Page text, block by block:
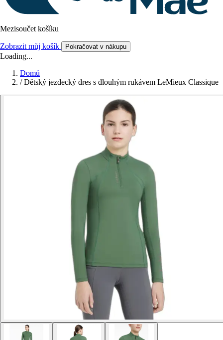
Mezisoučet košíku
Zobrazit můj košík Pokračovat v nákupu
Loading...
Domů
/ Dětský jezdecký dres s dlouhým rukávem LeMieux Classique